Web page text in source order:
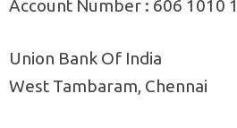
Account Number : 606 1010
Union Bank Of India
West Tambaram, Chennai